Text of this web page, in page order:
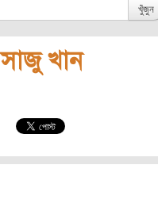
খুঁজুন
সাজু খান